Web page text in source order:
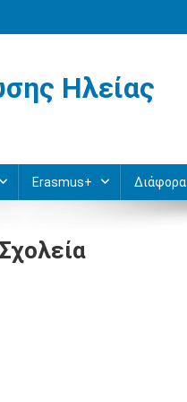
Ηλείας
Erasmus+ Διάφορα